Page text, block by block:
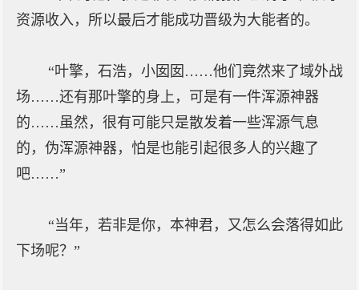
资源收入，所以最后才能成功晋级为大能者的。
“叶擎，石浩，小囡囡……他们竟然来了域外战
场……还有那叶擎的身上，可是有一件浑源神器
的……虽然，很有可能只是散发着一些浑源气息
的，伪浑源神器，怕是也能引起很多人的兴趣了
吧……”
“当年，若非是你，本神君，又怎么会落得如此
下场呢？”